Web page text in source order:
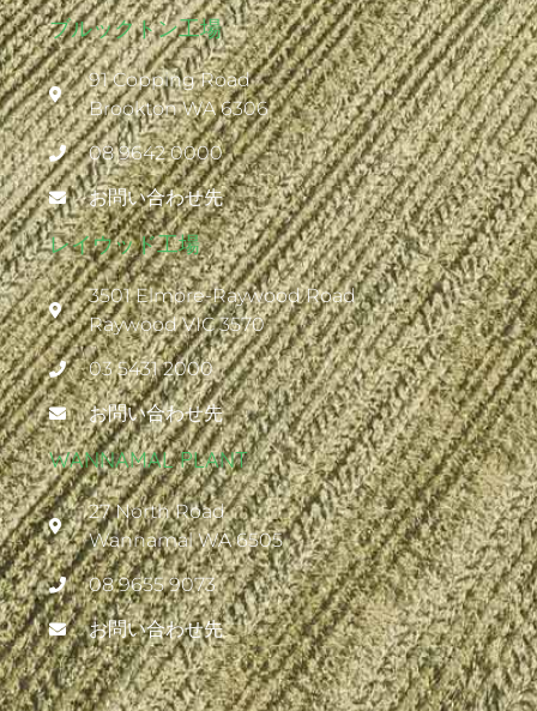
ブルックトン工場
91 Copping Road
Brookton WA 6306
08 9642 0000
お問い合わせ先
レイウッド工場
3501 Elmore-Raywood Road
Raywood VIC 3570
03 5431 2000
お問い合わせ先
WANNAMAL PLANT
27 North Road
Wannamal WA 6505
08 9655 9073
お問い合わせ先